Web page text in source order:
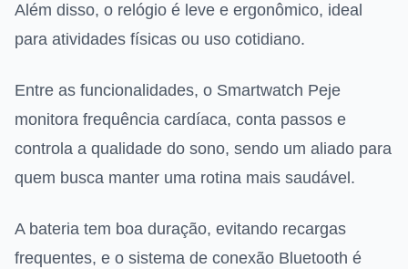
Além disso, o relógio é leve e ergonômico, ideal
para atividades físicas ou uso cotidiano.
Entre as funcionalidades, o Smartwatch Peje
monitora frequência cardíaca, conta passos e
controla a qualidade do sono, sendo um aliado para
quem busca manter uma rotina mais saudável.
A bateria tem boa duração, evitando recargas
frequentes, e o sistema de conexão Bluetooth é